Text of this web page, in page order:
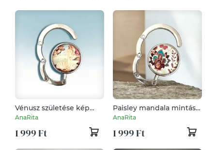
Vénusz születése kép
mintás Táska Akasztó
AnaRita
1 999 Ft
Paisley mandala mintás
Táska Akasztó
AnaRita
1 999 Ft